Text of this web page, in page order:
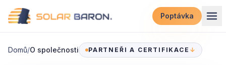
Přeskočit na obsah
Poptávka
Domů/O společnosti PARTNEŘI A CERTIFIKACE ↓